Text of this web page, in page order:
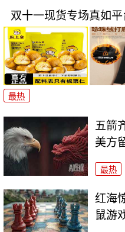
双十一现货专场真如平
最热
五箭
美方
最热
红海
鼠游